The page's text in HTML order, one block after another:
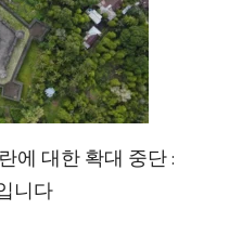
에 대한 확대 중단 :
니다